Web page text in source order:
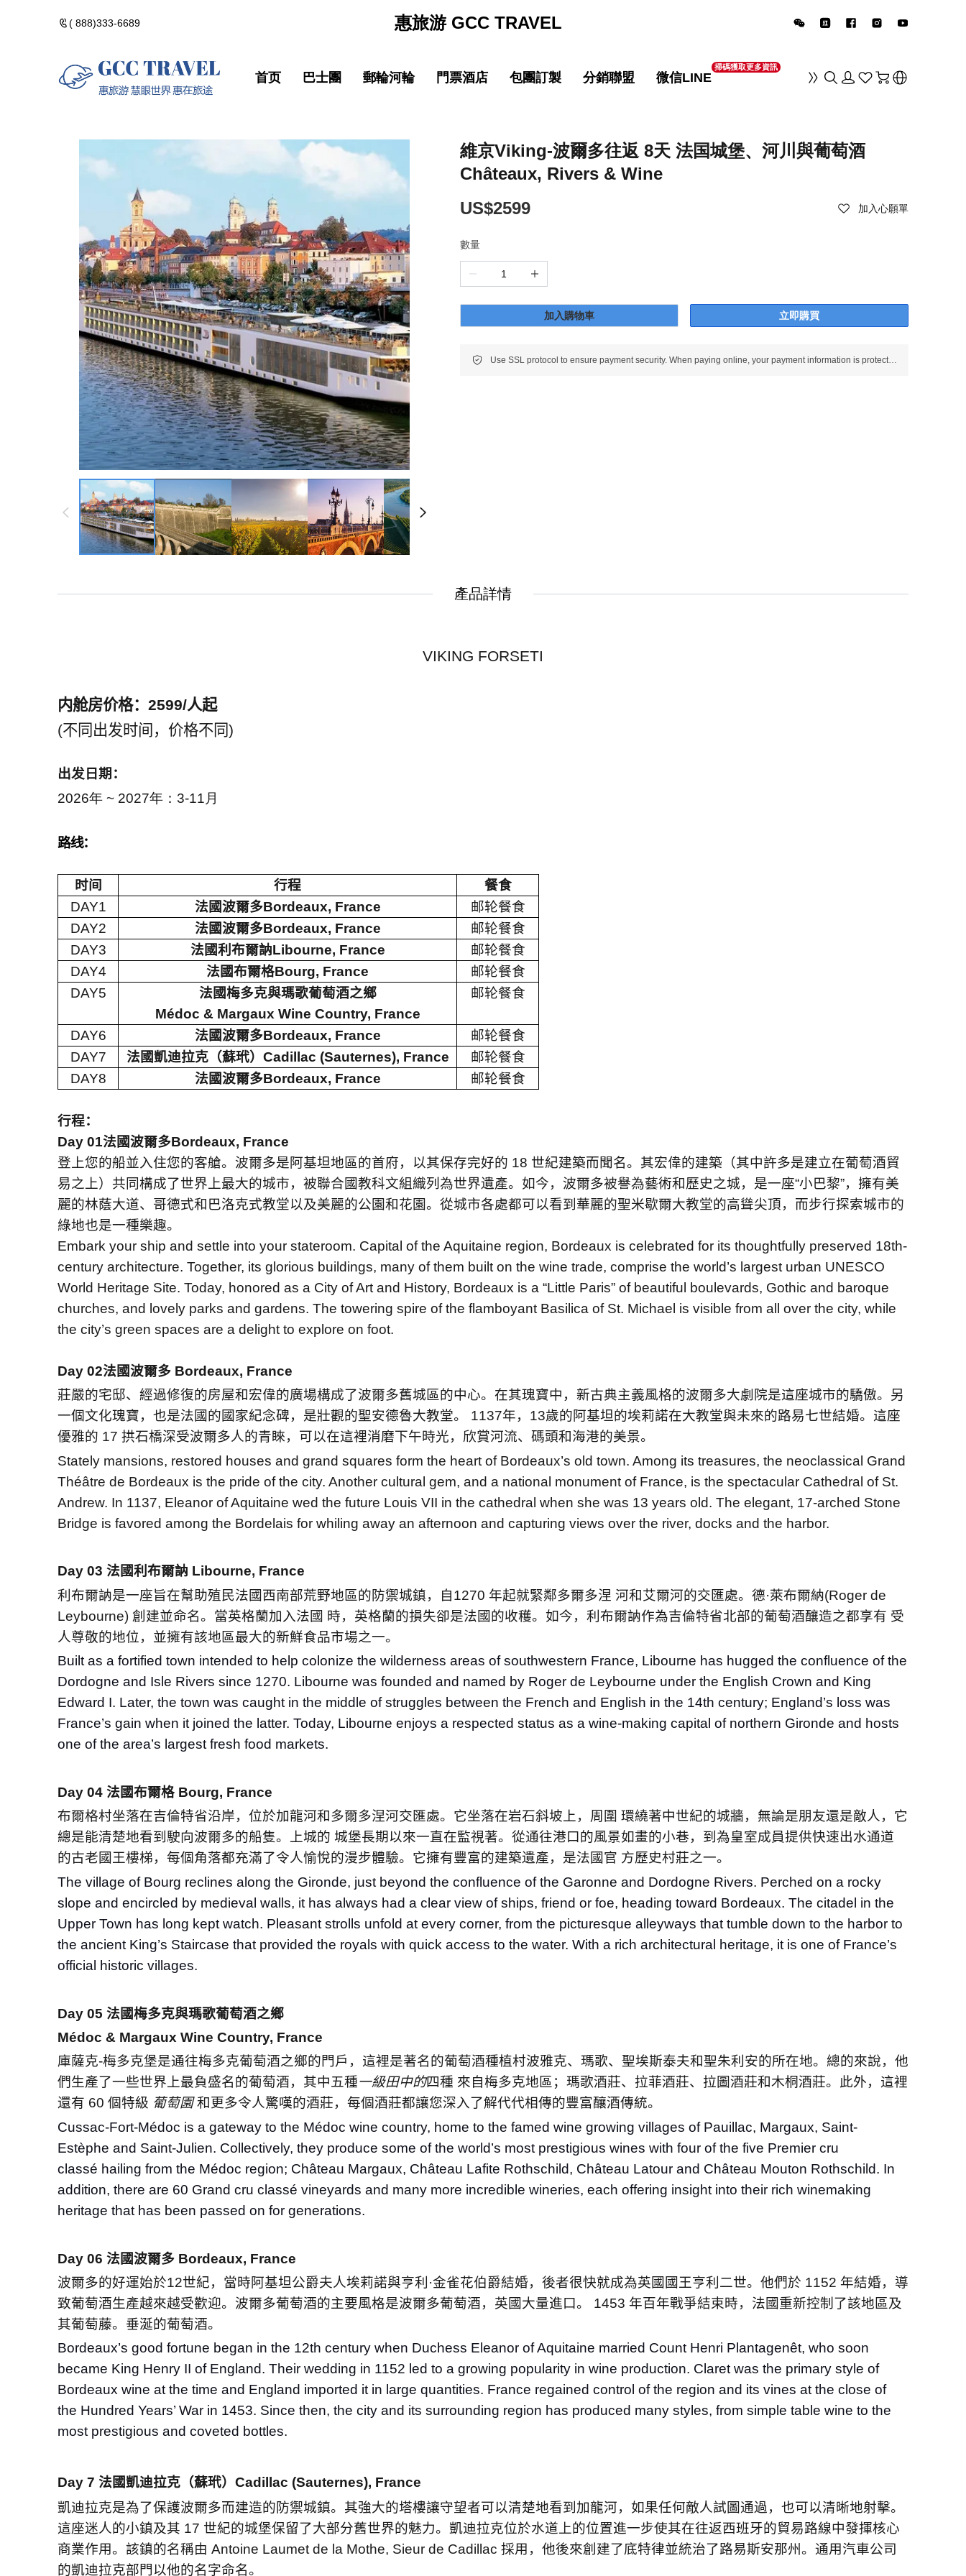
( 888)333-6689 惠旅游 GCC TRAVEL
黃石國家公園
加拿大落基山
美國西部遊
美國東部遊
夏威夷群島・精選
北極光觀測・精選
佛州陽光・美國城市
墨西哥 ・中南美洲
超值 亞洲精選
品質 歐洲環線
奢華 歐洲甄選
澳大利亞 新西蘭
非洲 中東 中亞
惠旅全球甄選
惠旅甄選火車系列
英文團 English
輕旅行(美洲)
輕旅行(歐洲)
輕旅行(亞洲)
河輪熱門路線
維京熱門路線(VIKING)
中文導遊河輪路線
郵輪品牌專區
點擊添加企業微信
首页 巴士團
黃石國家公園
加拿大落基山
美國西部遊
美國東部遊
夏威夷群島・精選
北極光觀測・精選
佛州陽光・美國城市
墨西哥 ・中南美洲
品質 亞洲精選
超值 亞洲精選
奢華 亞洲甄選
品質 歐洲環線
奢華 歐洲甄選
澳大利亞 新西蘭
非洲 中東 中亞
惠旅全球甄選
惠旅甄選火車系列
輕旅行(美洲)
輕旅行(歐洲)
輕旅行(亞洲)
郵輪河輪
河輪熱門路線
維京熱門路線(VIKING)
中文導遊河輪路線
郵輪品牌專區
門票酒店
精選酒店
包團訂製 分銷聯盟 微信LINE
掃碼獲取更多資訊
點擊添加企業微信 點擊添加企業LINE
維京Viking-波爾多往返 8天 法国城堡、河川與葡萄酒
Châteaux, Rivers & Wine
US$2599
加入心願單
數量
加入購物車 立即購買
Use SSL protocol to ensure payment security. When paying online, your payment information is protected.
產品詳情
VIKING FORSETI
内舱房价格： 2599/人起
(不同出发时间，价格不同)
出发日期：
2026年 ~ 2027年：3-11月
路线：
时间 行程
餐食
DAY1
法國波爾多Bordeaux, France
邮轮餐食
DAY2
法國波爾多Bordeaux, France
邮轮餐食
DAY3
法國利布爾訥Libourne, France
邮轮餐食
DAY4
法國布爾格Bourg, France
邮轮餐食
DAY5
法國梅多克與瑪歌葡萄酒之鄉
Médoc & Margaux Wine Country, France
邮轮餐食
DAY6 法國波爾多Bordeaux, France
邮轮餐食
DAY7
法國凱迪拉克（蘇玳） Cadillac (Sauternes), France
邮轮餐食
DAY8
法國波爾多Bordeaux, France 邮轮餐食
行程：
Day 01法國波爾多Bordeaux, France
登上您的船並入住您的客艙。波爾多是阿基坦地區的首府，以其保存完好的 18 世紀建築而聞名。其宏偉的建築（其中許多是建立在葡萄酒貿
易之上）共同構成了世界上最大的城市，被聯合國教科文組織列為世界遺產。如今，波爾多被譽為藝術和歷史之城，是一座“小巴黎”，擁有美
麗的林蔭大道、哥德式和巴洛克式教堂以及美麗的公園和花園。從城市各處都可以看到華麗的聖米歇爾大教堂的高聳尖頂，而步行探索城市的
綠地也是一種樂趣。
Embark your ship and settle into your stateroom. Capital of the Aquitaine region, Bordeaux is celebrated for its thoughtfully preserved 18th-
century architecture. Together, its glorious buildings, many of them built on the wine trade, comprise the world’s largest urban UNESCO
World Heritage Site. Today, honored as a City of Art and History, Bordeaux is a “Little Paris” of beautiful boulevards, Gothic and baroque
churches, and lovely parks and gardens. The towering spire of the flamboyant Basilica of St. Michael is visible from all over the city, while
the city’s green spaces are a delight to explore on foot.
Day 02法國波爾多 Bordeaux, France
莊嚴的宅邸、經過修復的房屋和宏偉的廣場構成了波爾多舊城區的中心。在其瑰寶中，新古典主義風格的波爾多大劇院是這座城市的驕傲。另
一個文化瑰寶，也是法國的國家紀念碑，是壯觀的聖安德魯大教堂。
1137年， 13歲的阿基坦的埃莉諾在大教堂與未來的路易七世結婚。這座
優雅的 17 拱石橋深受波爾多人的青睞，可以在這裡消磨下午時光，欣賞河流、碼頭和海港的美景。
Stately mansions, restored houses and grand squares form the heart of Bordeaux’s old town. Among its treasures, the neoclassical Grand
Théâtre de Bordeaux is the pride of the city. Another cultural gem, and a national monument of France, is the spectacular Cathedral of St.
Andrew. In 1137, Eleanor of Aquitaine wed the future Louis VII in the cathedral when she was 13 years old. The elegant, 17-arched Stone
Bridge is favored among the Bordelais for whiling away an afternoon and capturing views over the river, docks and the harbor.
Day 03 法國利布爾訥 Libourne, France
利布爾訥是一座旨在幫助殖民法國西南部荒野地區的防禦城鎮，自1270 年起就緊鄰多爾多涅 河和艾爾河的交匯處。德·萊布爾納(Roger de
Leybourne) 創建並命名。當英格蘭加入法國 時，英格蘭的損失卻是法國的收穫。如今，利布爾訥作為吉倫特省北部的葡萄酒釀造之都享有 受
人尊敬的地位，並擁有該地區最大的新鮮食品市場之一。
Built as a fortified town intended to help colonize the wilderness areas of southwestern France, Libourne has hugged the confluence of the
Dordogne and Isle Rivers since 1270. Libourne was founded and named by Roger de Leybourne under the English Crown and King
Edward I. Later, the town was caught in the middle of struggles between the French and English in the 14th century; England’s loss was
France’s gain when it joined the latter. Today, Libourne enjoys a respected status as a wine-making capital of northern Gironde and hosts
one of the area’s largest fresh food markets.
Day 04 法國布爾格 Bourg, France
布爾格村坐落在吉倫特省沿岸，位於加龍河和多爾多涅河交匯處。它坐落在岩石斜坡上，周圍 環繞著中世紀的城牆，無論是朋友還是敵人，它
總是能清楚地看到駛向波爾多的船隻。上城的 城堡長期以來一直在監視著。從通往港口的風景如畫的小巷，到為皇室成員提供快速出水通道
的古老國王樓梯，每個角落都充滿了令人愉悅的漫步體驗。它擁有豐富的建築遺產，是法國官 方歷史村莊之一。
The village of Bourg reclines along the Gironde, just beyond the confluence of the Garonne and Dordogne Rivers. Perched on a rocky
slope and encircled by medieval walls, it has always had a clear view of ships, friend or foe, heading toward Bordeaux. The citadel in the
Upper Town has long kept watch. Pleasant strolls unfold at every corner, from the picturesque alleyways that tumble down to the harbor to
the ancient King’s Staircase that provided the royals with quick access to the water. With a rich architectural heritage, it is one of France’s
official historic villages.
Day 05 法國梅多克與瑪歌葡萄酒之鄉
Médoc & Margaux Wine Country, France
庫薩克-梅多克堡是通往梅多克葡萄酒之鄉的門戶，這裡是著名的葡萄酒種植村波雅克、瑪歌、聖埃斯泰夫和聖朱利安的所在地。總的來說，他
們生產了一些世界上最負盛名的葡萄酒，其中五種一級田中的四種 來自梅多克地區；瑪歌酒莊、拉菲酒莊、拉圖酒莊和木桐酒莊。此外，這裡
還有 60 個特級 葡萄園 和更多令人驚嘆的酒莊，每個酒莊都讓您深入了解代代相傳的豐富釀酒傳統。
Cussac-Fort-Médoc is a gateway to the Médoc wine country, home to the famed wine growing villages of Pauillac, Margaux, Saint-
Estèphe and Saint-Julien. Collectively, they produce some of the world’s most prestigious wines with four of the five Premier cru
classé hailing from the Médoc region; Château Margaux, Château Lafite Rothschild, Château Latour and Château Mouton Rothschild. In
addition, there are 60 Grand cru classé vineyards and many more incredible wineries, each offering insight into their rich winemaking
heritage that has been passed on for generations.
Day 06 法國波爾多 Bordeaux, France
波爾多的好運始於12世紀，當時阿基坦公爵夫人埃莉諾與亨利 ·金雀花伯爵結婚，後者很快就成為英國國王亨利二世。他們於 1152 年結婚，導
致葡萄酒生產越來越受歡迎。波爾多葡萄酒的主要風格是波爾多葡萄酒，英國大量進口。
1453 年百年戰爭結束時，法國重新控制了該地區及
其葡萄藤。垂涎的葡萄酒。
Bordeaux’s good fortune began in the 12th century when Duchess Eleanor of Aquitaine married Count Henri Plantagenêt, who soon
became King Henry II of England. Their wedding in 1152 led to a growing popularity in wine production. Claret was the primary style of
Bordeaux wine at the time and England imported it in large quantities. France regained control of the region and its vines at the close of
the Hundred Years’ War in 1453. Since then, the city and its surrounding region has produced many styles, from simple table wine to the
most prestigious and coveted bottles.
Day 7 法國凱迪拉克（蘇玳） Cadillac (Sauternes), France
凱迪拉克是為了保護波爾多而建造的防禦城鎮。其強大的塔樓讓守望者可以清楚地看到加龍河，如果任何敵人試圖通過，也可以清晰地射擊。
這座迷人的小鎮及其 17 世紀的城堡保留了大部分舊世界的魅力。凱迪拉克位於水道上的位置進一步使其在往返西班牙的貿易路線中發揮核心
商業作用。該鎮的名稱由 Antoine Laumet de la Mothe, Sieur de Cadillac 採用，他後來創建了底特律並統治了路易斯安那州。通用汽車公司
的凱迪拉克部門以他的名字命名。